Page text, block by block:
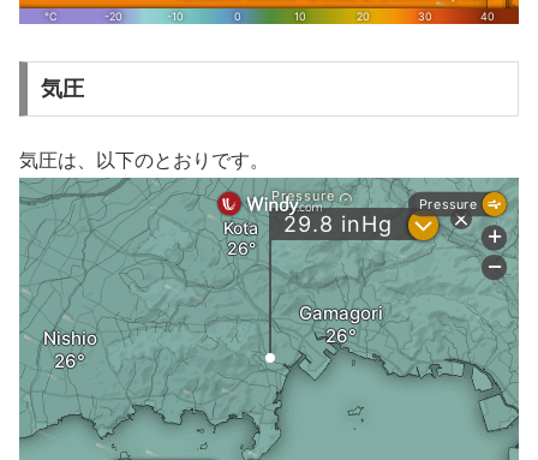
気圧
気圧は、以下のとおりです。